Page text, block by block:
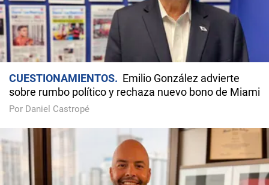
CUESTIONAMIENTOS
Emilio González advierte
sobre rumbo político y rechaza nuevo bono de Miami
Por Daniel Castropé